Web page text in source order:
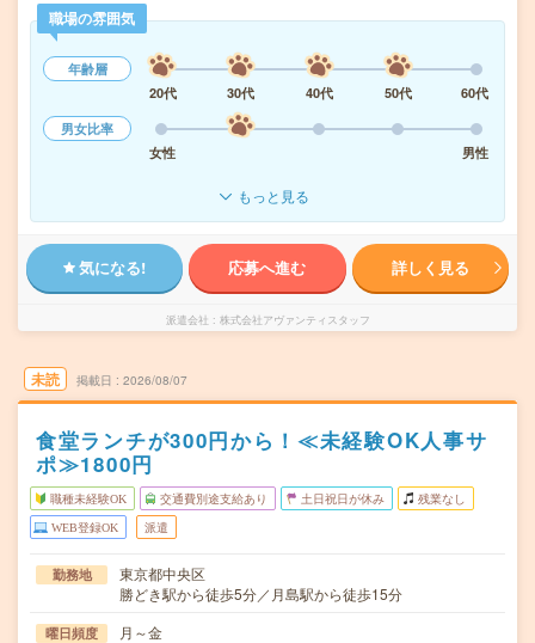
職場の雰囲気
年齢層
20代
30代 40代 50代
60代
男女比率
女性
男性
もっと見る
気になる! 応募へ進む 詳しく見る
派遣会社 株式会社アヴァンティスタッフ
未読 掲載日 2026/08/07
食堂ランチが300円から！≪未経験OK人事サ
ポ≫1800円
職種未経験OK 交通費別途支給あり 土日祝日が休み 残業なし
WEB登録OK 派遣
勤務地
東京都中央区
勝どき駅から徒歩5分／月島駅から徒歩15分
曜日頻度 月～金